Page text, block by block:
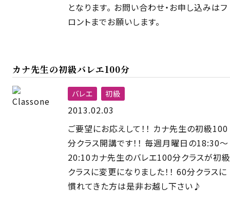
となります。 お問い合わせ・お申し込みはフ
ロントまでお願いします。
カナ先生の初級バレエ100分
バレエ 初級
2013.02.03
ご要望にお応えして！！ カナ先生の初級100
分クラス開講です！！ 毎週月曜日の18:30〜
20:10カナ先生のバレエ100分クラスが初級
クラスに変更になりました！！ 60分クラスに
慣れてきた方は是非お越し下さい♪